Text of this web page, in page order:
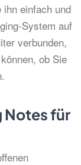
einfach und
System auf
verbunden,
ob Sie
Notes für